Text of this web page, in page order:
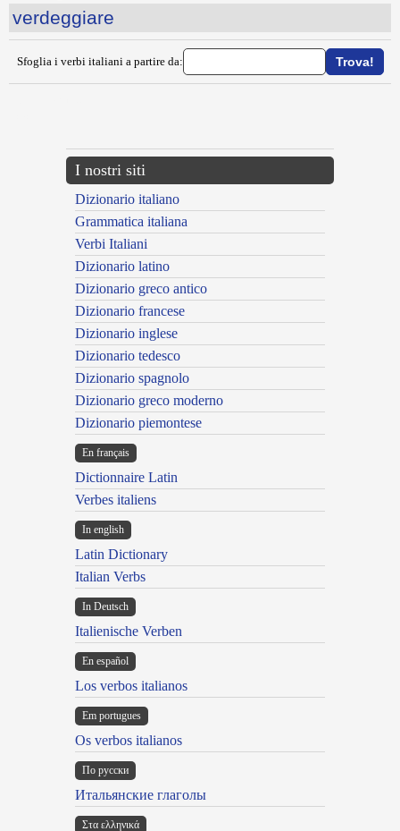
verdeggiare
Sfoglia i verbi italiani a partire da:
I nostri siti
Dizionario italiano
Grammatica italiana
Verbi Italiani
Dizionario latino
Dizionario greco antico
Dizionario francese
Dizionario inglese
Dizionario tedesco
Dizionario spagnolo
Dizionario greco moderno
Dizionario piemontese
En français
Dictionnaire Latin
Verbes italiens
In english
Latin Dictionary
Italian Verbs
In Deutsch
Italienische Verben
En español
Los verbos italianos
Em portugues
Os verbos italianos
По русски
Итальянские глаголы
Στα ελληνικά